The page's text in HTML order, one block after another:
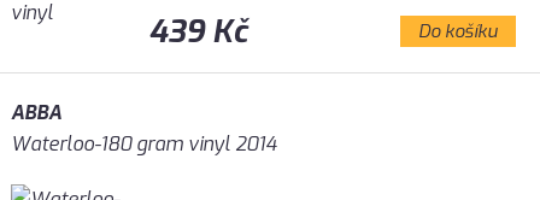
439 Kč Do košíku
ABBA
Waterloo-180 gram vinyl 2014